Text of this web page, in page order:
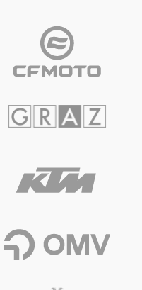
Alle anzeigen